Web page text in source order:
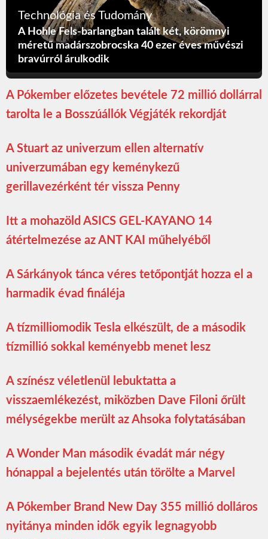
Technológia és Tudomány
A Hohle Fels-barlangban talált két, körömnyi
méretű madárszobrocska 40 ezer éves művészi
bravúrról árulkodik
A Pókember előzetes bevétele 72 millió dollárral
tarolta le a Bosszúállók Végjáték rekordját
A Stuart az univerzum ellen alternatív
univerzumában egy keménykezű
gerillavezérként tér vissza Penny
Itt a mohazöld ASICS GEL-KAYANO 14
átértelmezése az ANT KAI műhelyéből
A Sárkányok tánca véres tetőpontját hozza el a
harmadik évad fináléja
A tízmilliomodik Tesla elkészült, de a második
tízmillió sokkal keményebb menet lesz
A színész véletlenül lebuktatta a
visszaemlékezést, miközben Dave Filoni őrült
mélységekbe merült az Ahsoka folytatásában
A Wonder Man második évadát már négy
hónappal a bejelentés után törölte a Marvel
A Pókember Brand New Day 355 millió dolláros
nyitánya minden idők egyik legnagyobb